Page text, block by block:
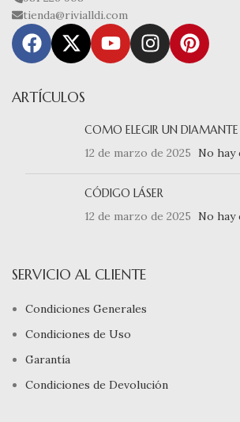
tienda@rivialldi.com
ARTÍCULOS
COMO ELEGIR UN DIAMANTE
12 de marzo de 2025
No hay
CÓDIGO LÁSER
12 de marzo de 2025
No hay
SERVICIO AL CLIENTE
Condiciones Generales
Condiciones de Uso
Garantía
Condiciones de Devolución